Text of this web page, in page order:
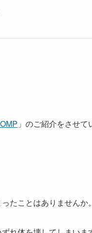
」のご紹介をさせて
たことはありませんか。